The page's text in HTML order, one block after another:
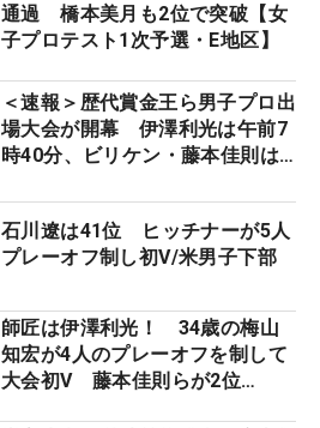
通過 橋本美月も2位で突破【女
子プロテスト1次予選・E地区】
＜速報＞歴代賞金王ら男子プロ出
場大会が開幕 伊澤利光は午前7
時40分、ビリケン・藤本佳則は
STAGE JOYX OPEN】
石川遼は41位 ヒッチナーが5人
プレーオフ制し初V/米男子下部
師匠は伊澤利光！ 34歳の梅山
知宏が4人のプレーオフを制して
大会初V 藤本佳則らが2位